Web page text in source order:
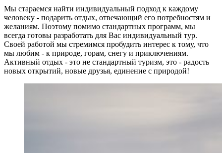
Мы стараемся найти индивидуальный подход к каждому
человеку - подарить отдых, отвечающий его потребностям и
желаниям. Поэтому помимо стандартных программ, мы
всегда готовы разработать для Вас индивидуальный тур.
Своей работой мы стремимся пробудить интерес к тому, что
мы любим - к природе, горам, снегу и приключениям.
Активный отдых - это не стандартный туризм, это - радость
новых открытий, новые друзья, единение с природой!